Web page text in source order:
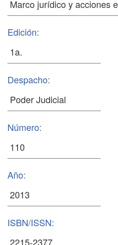
Edición:
Despacho:
Número:
Año:
ISBN/ISSN: